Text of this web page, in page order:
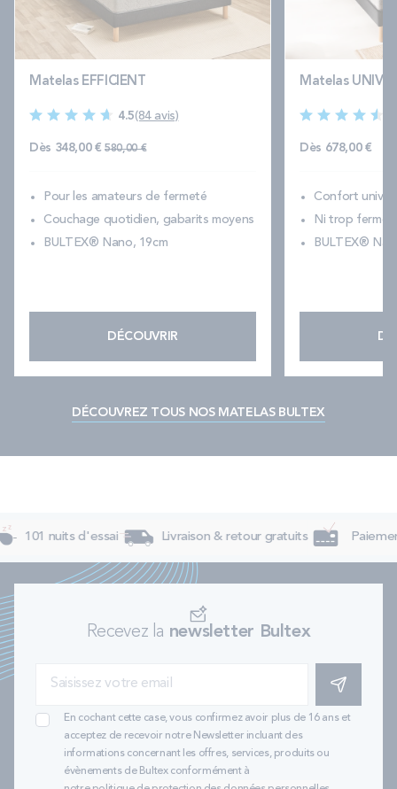
Matelas EFFICIENT
4.5(84 avis)
Dès 348,00 € Prix normal
580,00 €
Pour les amateurs de fermeté
Couchage quotidien, gabarits moyens
BULTEX® Nano, 19cm
DÉCOUVRIR
Matelas
Dès 678,00 €
Confort
Ni trop ferme,
BULTEX®
DÉCOUVREZ TOUS NOS MATELAS BULTEX
101 nuits d'essai Livraison & retour gratuits
Recevez la newsletter Bultex
S'INSCRIRE
En cochant cette case, vous confirmez avoir plus de 16 ans et
acceptez de recevoir notre Newsletter incluant des
informations concernant les offres, services, produits ou
évènements de Bultex conformément à